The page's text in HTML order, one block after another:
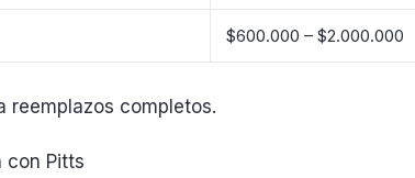
$600.000 – $2.000.000
reemplazos completos.
con Pitts